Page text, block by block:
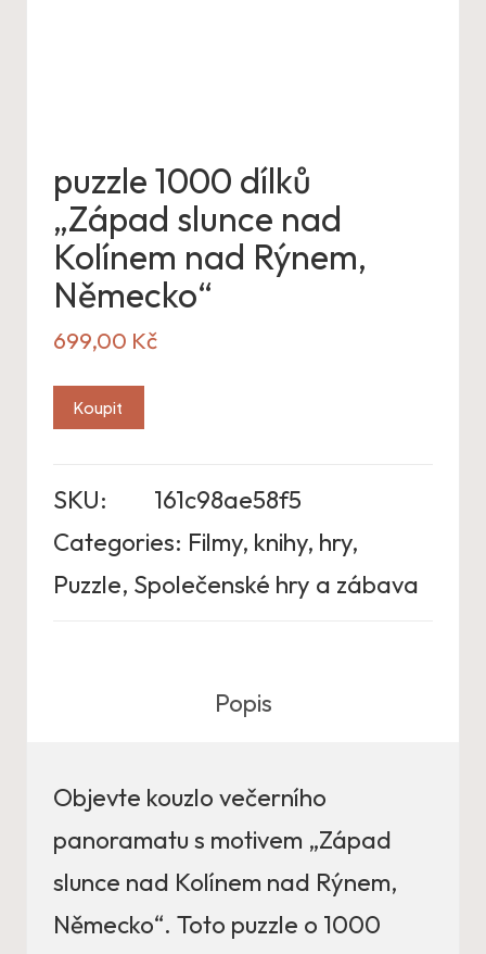
puzzle 1000 dílků
„Západ slunce nad
Kolínem nad Rýnem,
Německo“
699,00 Kč
Koupit
SKU:
161c98ae58f5
Categories: Filmy, knihy, hry,
Puzzle, Společenské hry a zábava
Popis
Objevte kouzlo večerního
panoramatu s motivem „Západ
slunce nad Kolínem nad Rýnem,
Německo“. Toto puzzle o 1000